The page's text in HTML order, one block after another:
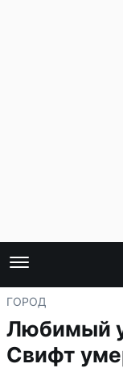
ГОРОД
Любимый
Свифт